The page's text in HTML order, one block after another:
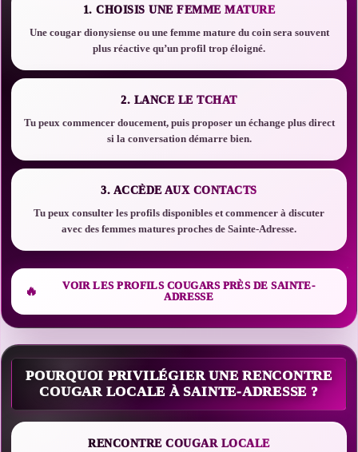
1. CHOISIS UNE FEMME MATURE
Une cougar dionysiense ou une femme mature du coin sera souvent
plus réactive qu’un profil trop éloigné.
2. LANCE LE TCHAT
Tu peux commencer doucement, puis proposer un échange plus direct
si la conversation démarre bien.
3. ACCÈDE AUX CONTACTS
Tu peux consulter les profils disponibles et commencer à discuter
avec des femmes matures proches de Sainte-Adresse.
VOIR LES PROFILS COUGARS PRÈS DE SAINTE-
ADRESSE
POURQUOI PRIVILÉGIER UNE RENCONTRE
COUGAR LOCALE À SAINTE-ADRESSE ?
RENCONTRE COUGAR LOCALE